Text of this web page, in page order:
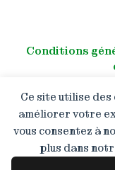
Ce site utilise des
améliorer votre
vous consentez à
plus dans
Conditions
©
Boutique en
commandes
mais les